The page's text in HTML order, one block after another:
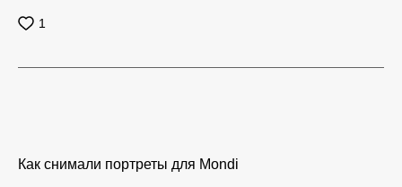
1
Как снимали портреты для Mondi